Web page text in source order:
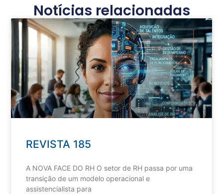
Notícias relacionadas
REVISTA 185
A NOVA FACE DO RH O setor de RH passa por uma
transição de um modelo operacional e
assistencialista para